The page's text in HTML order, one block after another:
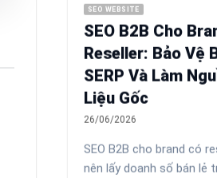
SEO WEBSITE
SEO B2B Cho
Reseller: Bảo Vệ
SERP Và Làm
Liệu Gốc
26/06/2026
SEO B2B cho brand có
nên lấy doanh số bán lẻ